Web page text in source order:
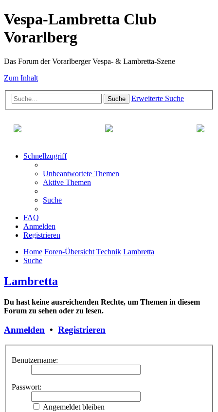
Vespa-Lambretta Club
Vorarlberg
Das Forum der Vorarlberger Vespa- & Lambretta-Szene
Zum Inhalt
Suche Erweiterte Suche
Schnellzugriff
Unbeantwortete Themen
Aktive Themen
Suche
FAQ
Anmelden
Registrieren
Home Foren-Übersicht Technik Lambretta
Suche
Lambretta
Du hast keine ausreichenden Rechte, um Themen in diesem
Forum zu sehen oder zu lesen.
Anmelden • Registrieren
Benutzername:
Passwort:
Angemeldet bleiben